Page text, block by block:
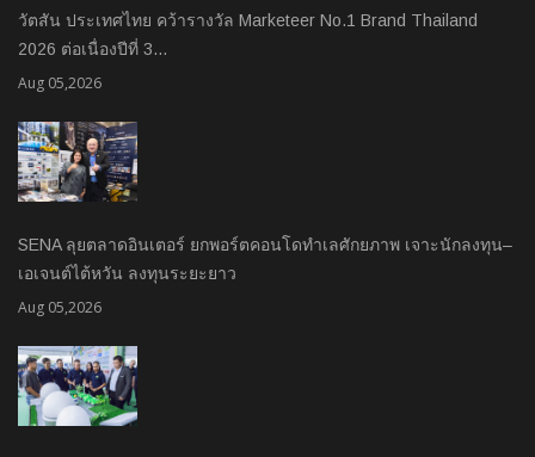
วัตสัน ประเทศไทย คว้ารางวัล Marketeer No.1 Brand Thailand
2026 ต่อเนื่องปีที่ 3…
Aug 05,2026
SENA ลุยตลาดอินเตอร์ ยกพอร์ตคอนโดทำเลศักยภาพ เจาะนักลงทุน–
เอเจนต์ไต้หวัน ลงทุนระยะยาว
Aug 05,2026